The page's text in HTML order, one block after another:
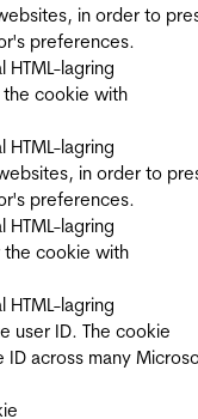
in order to
preferences.
HTML-lagring
cookie with
HTML-lagring
in order to
preferences.
HTML-lagring
cookie with
HTML-lagring
user ID. The cookie
ID across many